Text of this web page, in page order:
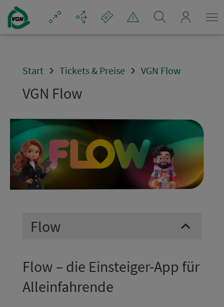
Navigation überspringen
Start Tickets & Preise VGN Flow
VGN Flow
Flow
Flow – die Einsteiger-App für
Alleinfahrende